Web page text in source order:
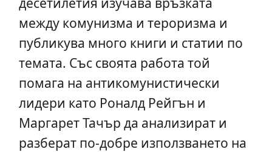
между комунизма и тероризма и
публикува много книги и статии по
темата. Със своята работа той
помага на антикомунистически
лидери като Роналд Рейгън и
Маргарет Тачър да анализират и
разберат по-добре използването на